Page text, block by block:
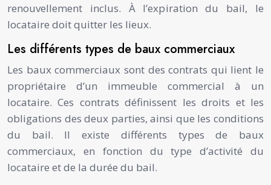
renouvellement inclus. À l’expiration du bail, le
locataire doit quitter les lieux.
Les différents types de baux commerciaux
Les baux commerciaux sont des contrats qui lient le
propriétaire d’un immeuble commercial à un
locataire. Ces contrats définissent les droits et les
obligations des deux parties, ainsi que les conditions
du bail. Il existe différents types de baux
commerciaux, en fonction du type d’activité du
locataire et de la durée du bail.